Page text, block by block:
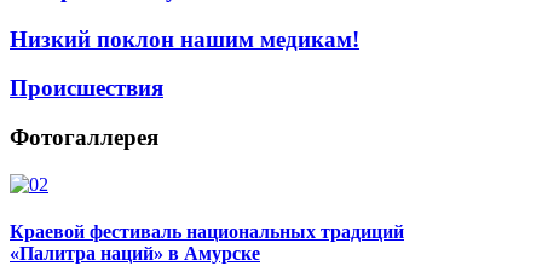
Низкий поклон нашим медикам!
Происшествия
Фотогаллерея
Краевой фестиваль национальных традиций
«Палитра наций» в Амурске